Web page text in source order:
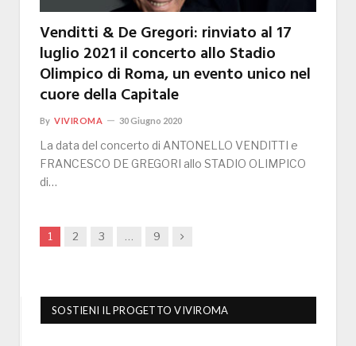
Venditti & De Gregori: rinviato al 17
luglio 2021 il concerto allo Stadio
Olimpico di Roma, un evento unico nel
cuore della Capitale
By VIVIROMA 30 Giugno 2020
La data del concerto di ANTONELLO VENDITTI e
FRANCESCO DE GREGORI allo STADIO OLIMPICO
di…
1 2 3 … 9 Next
SOSTIENI IL PROGETTO VIVIROMA